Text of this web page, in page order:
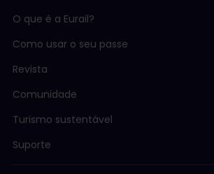
O que é a Eurail?
Como usar o seu passe
Revista
Comunidade
Turismo sustentável
Suporte